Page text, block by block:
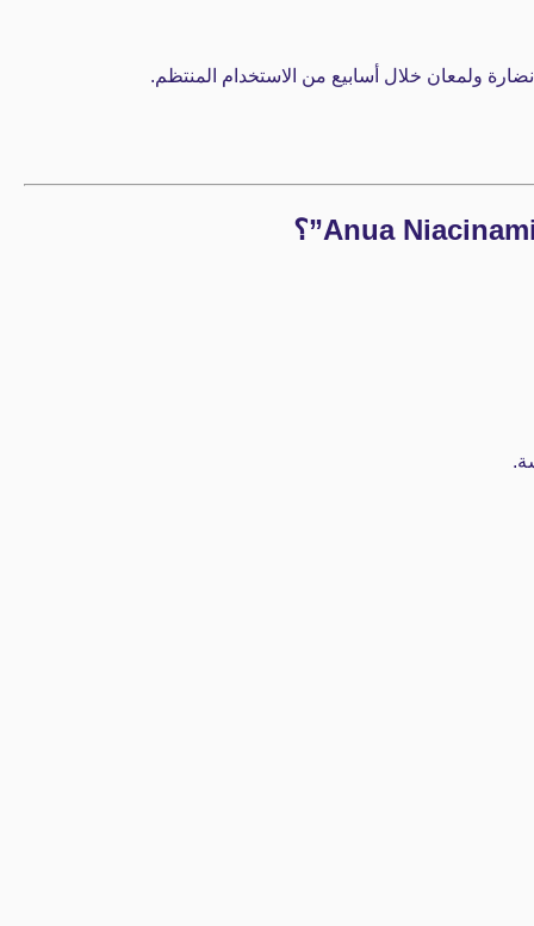
ولمعان خلال أسابيع من الاستخدام المنتظم.